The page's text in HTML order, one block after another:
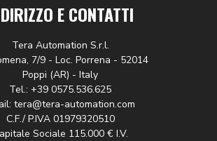
E CONTATTI
Tera Automation S.r.l.
7/9 - Loc. Porrena - 52014
Poppi (AR) - Italy
Tel.: +39 0575.536.625
tera@tera-automation.com
C.F./ P.IVA 01979320510
Sociale 115.000 € I.V.